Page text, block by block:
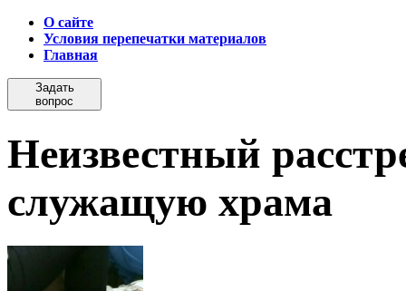
О сайте
Условия перепечатки материалов
Главная
Задать
вопрос
Неизвестный
служащую храма